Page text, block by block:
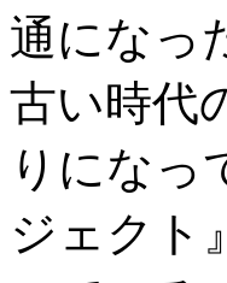
通になっ
古い時代
りになっ
ジェクト